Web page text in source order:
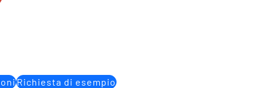
Richiesta di esempio